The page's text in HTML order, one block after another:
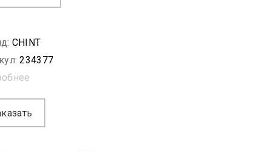
CHINT
234377